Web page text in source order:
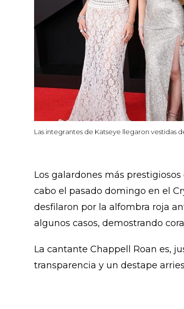
Las integrantes de Katseye llegaron vestidas
Los galardones más
cabo el pasado domingo en el
desfilaron por la alfombra roja
algunos casos, demostrando
La cantante Chappell Roan es,
transparencia y un destape